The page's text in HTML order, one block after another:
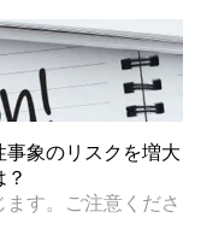
象のリスクを増大
す。ご注意くださ